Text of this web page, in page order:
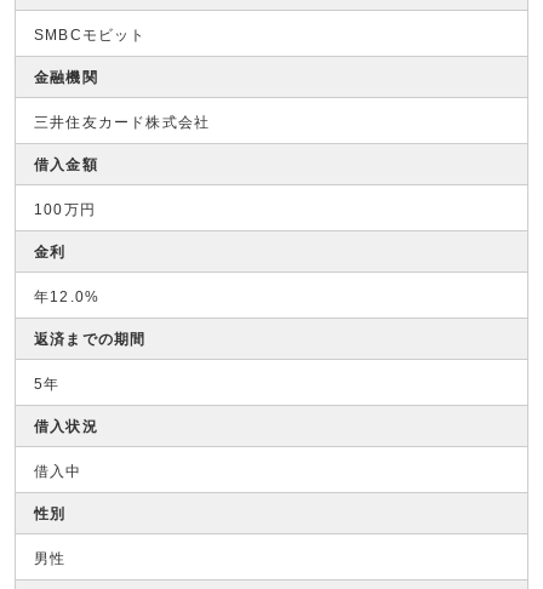
SMBCモビット
金融機関
三井住友カード株式会社
借入金額
100万円
金利
年12.0%
返済までの期間
5年
借入状況
借入中
性別
男性